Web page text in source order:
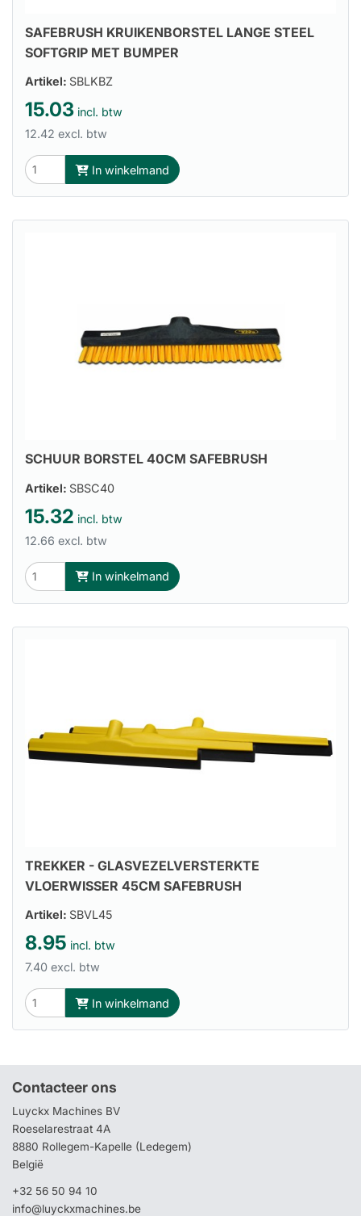
SAFEBRUSH KRUIKENBORSTEL LANGE STEEL
SOFTGRIP MET BUMPER
Artikel: SBLKBZ
15.03 incl. btw
12.42 excl. btw
In winkelmand
SCHUUR BORSTEL 40CM SAFEBRUSH
Artikel: SBSC40
15.32 incl. btw
12.66 excl. btw
In winkelmand
TREKKER - GLASVEZELVERSTERKTE
VLOERWISSER 45CM SAFEBRUSH
Artikel: SBVL45
8.95 incl. btw
7.40 excl. btw
In winkelmand
Contacteer ons
Luyckx Machines BV
Roeselarestraat 4A
8880 Rollegem-Kapelle (Ledegem)
België
+32 56 50 94 10
info@luyckxmachines.be